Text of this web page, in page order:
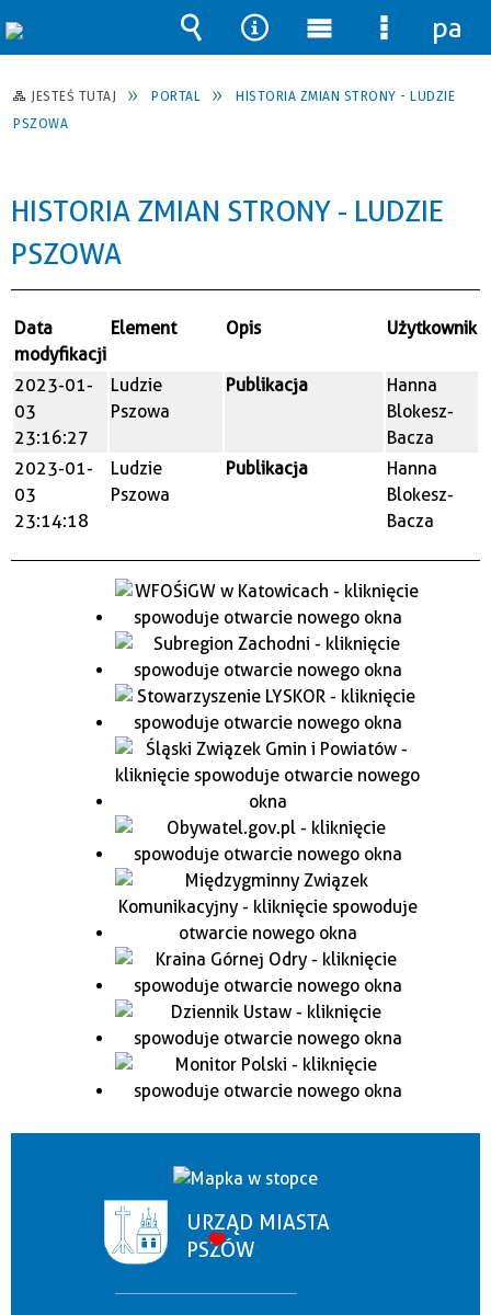
JESTEŚ TUTAJ PORTAL
HISTORIA ZMIAN STRONY - LUDZIE
PSZOWA
HISTORIA ZMIAN STRONY - LUDZIE
PSZOWA
Data
modyfikacji
Element Opis Użytkownik
2023-01-
03
23:16:27
Ludzie
Pszowa
Publikacja
Hanna
Blokesz-
Bacza
2023-01-
03
23:14:18
Ludzie
Pszowa
Publikacja
Hanna
Blokesz-
Bacza
URZĄD MIASTA
PSZÓW
Wyszukiwarka
Narzędzia
Menu
główne
Menu